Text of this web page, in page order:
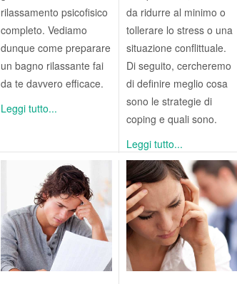
rilassamento psicofisico
completo. Vediamo
dunque come preparare
un bagno rilassante fai
da te davvero efficace.
Leggi tutto...
da ridurre al minimo o
tollerare lo stress o una
situazione conflittuale.
Di seguito, cercheremo
di definire meglio cosa
sono le strategie di
coping e quali sono.
Leggi tutto...